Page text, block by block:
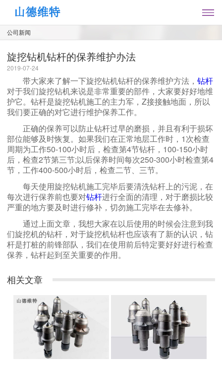
公司新闻
旋挖钻机钻杆的保养维护办法
2019-07-24
带大家来了解一下旋挖钻机钻杆的保养维护方法， 钻杆
对于我们旋挖钻机来说是非常重要的部件，大家要好好地维
护它。钻杆是旋挖钻机施工的主力军，Z接接触地面，所以
我们要正确的对它进行维护保养工作。
正确的保养可以防止钻杆过早的磨损，并且有利于损坏
部位能够及时恢复。如果我们在正常地层工作时，1次检查
周期为工作50-100小时后，检查第4节钻杆，100-150小时
后，检查2节第三节;以后保养时间每次250-300小时检查第4
节，工作400-500小时后，检查二节、三节。
每天使用旋挖钻机施工完毕后要清洗钻杆上的污泥，在
每次进行保养前也要对钻杆进行全面的清理，对于磨损比较
严重的地方要及时进行修补，切勿施工完毕在去修补。
通过上面文章，我想大家在以后使用的时候会注意到我
们旋挖机的钻杆，对于旋挖机钻杆也应该有了新的认识，钻
杆是打桩的前锋部队，我们在使用前后特定要好好进行检查
保养，钻杆起到至关重要的作用。
相关文章